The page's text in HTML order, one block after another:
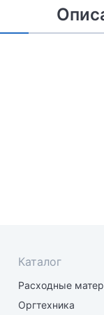
Каталог
Расходные
Оргтехника